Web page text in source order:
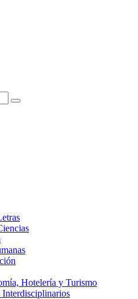
Hotelería y Turismo
Interdisciplinarios